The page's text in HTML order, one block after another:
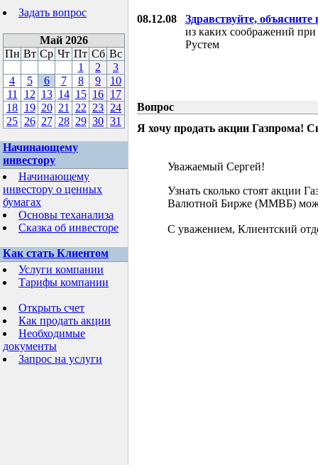
Задать вопрос
Май 2026
Пн Вт Ср Чт Пт Сб Вс
1
2
3
4
5 6 7 8 9
10
11
12 13 14 15 16 17
18 19 20 21 22 23 24
25 26 27 28 29 30 31
Начинающему
инвестору
Начинающему
инвестору о ценных
бумагах
Основы теханализа
Сказка об инвесторе
Как стать Клиентом
Услуги компании
Тарифы компании
Открыть счет
Как продать акции
Необходимые
документы
Запрос на услуги
08.12.08
Здравствуйте, объясните
из каких соображений
Рустем
Вопрос
Я хочу продать акции Газпрома!
Уважаемый Сергей!
Узнать сколько стоят акции
Валютной Бирже (ММВБ)
С уважением, Клиентский